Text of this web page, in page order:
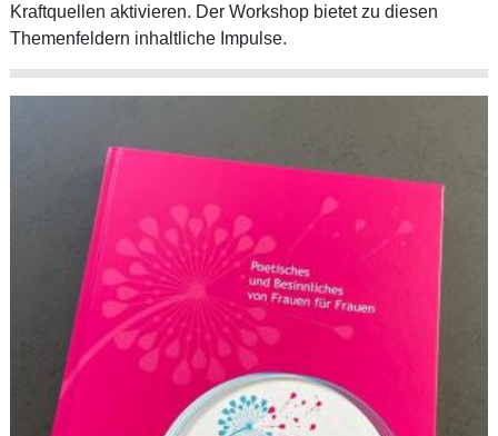
Kraftquellen aktivieren. Der Workshop bietet zu diesen
Themenfeldern inhaltliche Impulse.